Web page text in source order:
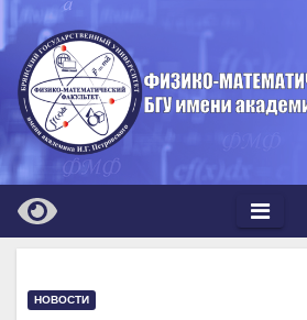
Перейти
к
содержимому
НОВОСТИ